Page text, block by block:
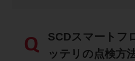
Q
SCDスマートフ
ッテリの点検方